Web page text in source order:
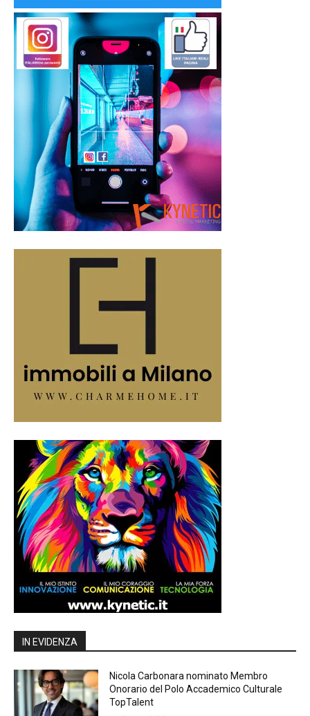
IN EVIDENZA
Nicola Carbonara nominato Membro
Onorario del Polo Accademico Culturale
TopTalent